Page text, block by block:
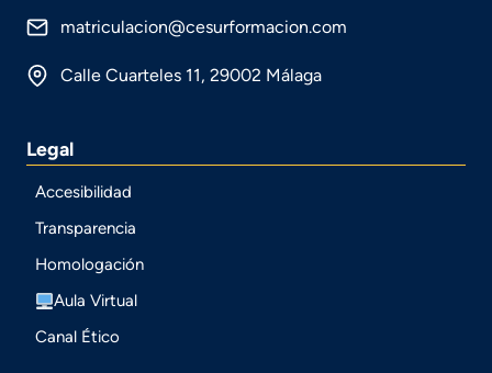
matriculacion@cesurformacion.com
Calle Cuarteles 11, 29002 Málaga
Legal
Accesibilidad
Transparencia
Homologación
Aula Virtual
Canal Ético